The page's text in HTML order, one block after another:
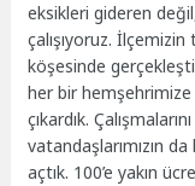
eksikleri gideren
çalışıyoruz.
köşesinde
her bir hemşehrimize
çıkardık.
vatandaşlarımızın
açtık. 100’e yakın